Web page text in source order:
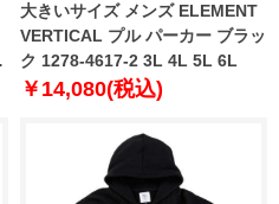
大きいサイズ メンズ ELEMENT
VERTICAL プル パーカー ブラッ
ク 1278-4617-2 3L 4L 5L 6L
￥14,080(税込)